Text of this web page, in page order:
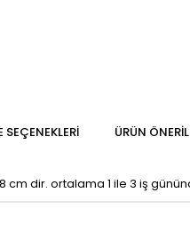
SEÇENEKLERI ÜRÜN
cm dir. ortalama 1 ile 3 iş